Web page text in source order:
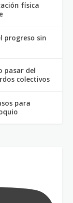
física
progreso sin
pasar del
colectivos
para